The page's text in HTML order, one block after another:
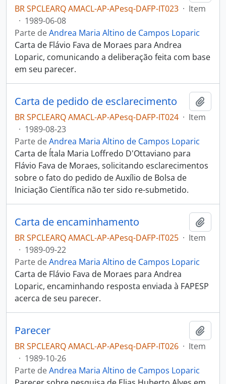
BR SPCLEARQ AMACL-AP-APesq-DAFP-IT023 · Item
· 1989-06-08
Parte deAndrea Maria Altino de Campos Loparic
Carta de Flávio Fava de Moraes para Andrea
Loparic, comunicando a deliberação feita com base
em seu parecer.
Carta de pedido de esclarecimento
BR SPCLEARQ AMACL-AP-APesq-DAFP-IT024 · Item
· 1989-08-23
Parte deAndrea Maria Altino de Campos Loparic
Carta de Ítala Maria Loffredo D'Ottaviano para
Flávio Fava de Moraes, solicitando esclarecimentos
sobre o fato do pedido de Auxílio de Bolsa de
Iniciação Científica não ter sido re-submetido.
Carta de encaminhamento
BR SPCLEARQ AMACL-AP-APesq-DAFP-IT025 · Item
· 1989-09-22
Parte deAndrea Maria Altino de Campos Loparic
Carta de Flávio Fava de Moraes para Andrea
Loparic, encaminhando resposta enviada à FAPESP
acerca de seu parecer.
Parecer
BR SPCLEARQ AMACL-AP-APesq-DAFP-IT026 · Item
· 1989-10-26
Parte deAndrea Maria Altino de Campos Loparic